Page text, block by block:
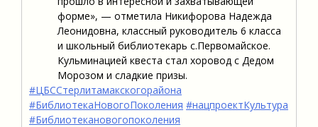
форме», — отметила Никифорова Надежда
Леонидовна, классный руководитель 6 класса
и школьный библиотекарь с.Первомайское.
Кульминацией квеста стал хоровод с Дедом
Морозом и сладкие призы.
#ЦБССтерлитамакскогорайона
#БиблиотекаНовогоПоколения #нацпроектКультура
#Библиотекановогопоколения